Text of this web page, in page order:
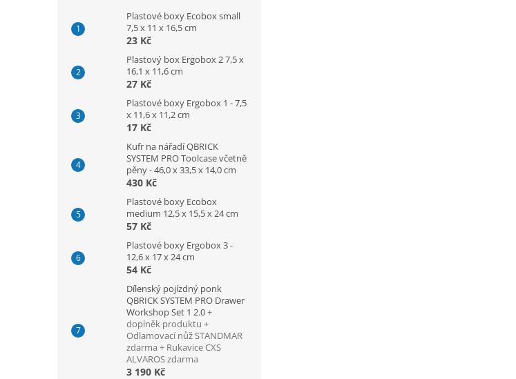
Plastové boxy Ecobox small
7,5 x 11 x 16,5 cm
23 Kč
Plastový box Ergobox 2 7,5 x
16,1 x 11,6 cm
27 Kč
Plastové boxy Ergobox 1 - 7,5
x 11,6 x 11,2 cm
17 Kč
Kufr na nářadí QBRICK
SYSTEM PRO Toolcase včetně
pěny - 46,0 x 33,5 x 14,0 cm
430 Kč
Plastové boxy Ecobox
medium 12,5 x 15,5 x 24 cm
57 Kč
Plastové boxy Ergobox 3 -
12,6 x 17 x 24 cm
54 Kč
Dílenský pojízdný ponk
QBRICK SYSTEM PRO Drawer
Workshop Set 1 2.0+
doplněk produktu +
Odlamovací nůž STANDMAR
zdarma + Rukavice CXS
ALVAROS zdarma
3 190 Kč